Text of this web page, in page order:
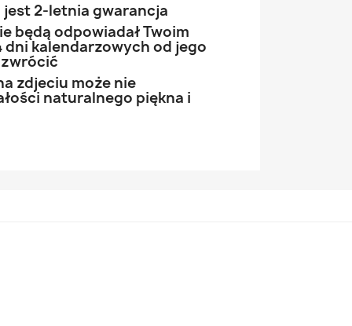
2-letnia gwarancja
będą odpowiadał Twoim
dni kalendarzowych od jego
zdjeciu może nie
naturalnego piękna i